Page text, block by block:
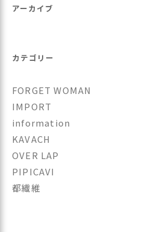
アーカイブ
カテゴリー
FORGET WOMAN
IMPORT
information
KAVACH
OVER LAP
PIPICAVI
都繊維